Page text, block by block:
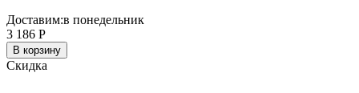
Доставим:в понедельник
3 186 Р
В корзину
Скидка